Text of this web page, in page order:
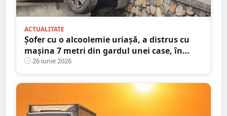
ACTUALITATE
Șofer cu o alcoolemie uriașă, a distrus cu
mașina 7 metri din gardul unei case, în
județul Satu Mare
26 iunie 2026